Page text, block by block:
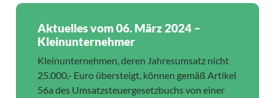
Aktuelles vom 06. März 2024 –
Kleinunternehmer
Kleinunternehmen, deren Jahresumsatz nicht
25.000,- Euro übersteigt, können gemäß Artikel
56a des Umsatzsteuergesetzbuchs von einer